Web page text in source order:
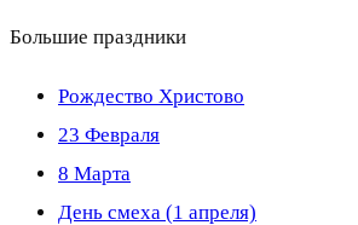
Большие праздники
Рождество Христово
23 Февраля
8 Марта
День смеха (1 апреля)